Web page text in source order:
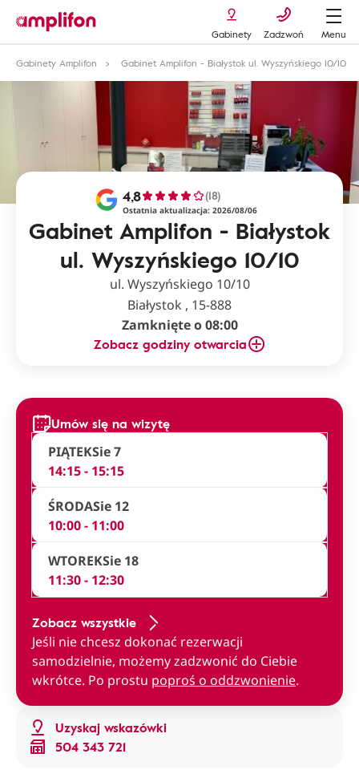
Gabinety Zadzwoń
Menu
Gabinety Amplifon
Gabinet Amplifon - Białystok ul. Wyszyńskiego 10/10
Gabinet Amplifon - Białystok
ul. Wyszyńskiego 10/10
4,8 (18)
Ostatnia aktualizacja: 2026/08/06
ul. Wyszyńskiego 10/10
Białystok , 15-888
Zamknięte o 08:00
Zobacz godziny otwarcia
Uzyskaj wskazówki
504 343 721
Umów się na wizytę
PIĄTEKSie 7
14:15 - 15:15
ŚRODASie 12
10:00 - 11:00
WTOREKSie 18
11:30 - 12:30
Zobacz wszystkie
Jeśli nie chcesz dokonać rezerwacji
samodzielnie, możemy zadzwonić do Ciebie
wkrótce. Po prostu poproś o oddzwonienie.